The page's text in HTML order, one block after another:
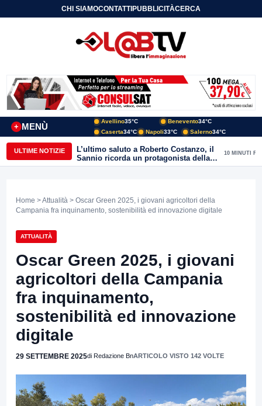
CHI SIAMOCONTATTIPUBBLICITÀCERCA
MENÙ
+
Avellino35°C Benevento34°C
Caserta34°C Napoli33°C Salerno34°C
ULTIME NOTIZIE
L’ultimo saluto a Roberto Costanzo, il
Sannio ricorda un protagonista della
politica e delle aree interne
10 MINUTI FA
Home >Attualità > Oscar Green 2025, i giovani agricoltori della
Campania fra inquinamento, sostenibilità ed innovazione digitale
ATTUALITÀ
Oscar Green 2025, i giovani
agricoltori della Campania
fra inquinamento,
sostenibilità ed innovazione
digitale
29 SETTEMBRE 2025di Redazione BnARTICOLO VISTO 142 VOLTE